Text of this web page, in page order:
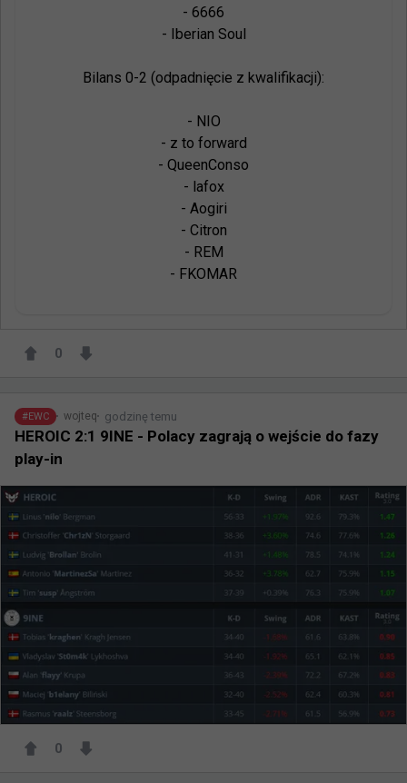
- 6666
- Iberian Soul
Bilans 0-2 (odpadnięcie z kwalifikacji):
- NIO
- z to forward
- QueenConso
- lafox
- Aogiri
- Citron
- REM
- FKOMAR
0
#EWC wojteq godzinę temu
HEROIC 2:1 9INE - Polacy zagrają o wejście do fazy
play-in
0